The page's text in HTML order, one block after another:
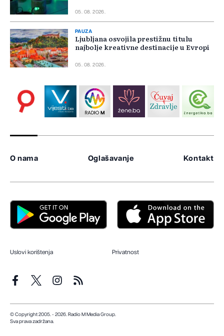
05. 08. 2026.
PAUZA
Ljubljana osvojila prestižnu titulu
najbolje kreativne destinacije u Evropi
05. 08. 2026.
O nama Oglašavanje Kontakt
Uslovi korištenja Privatnost
© Copyright 2005. - 2026. Radio M Media Group.
Sva prava zadržana.